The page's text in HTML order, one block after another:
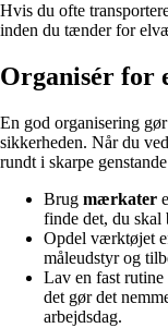
Hvis du ofte
inden du tænder for
Organisér for
En god organisering
sikkerheden. Når du
rundt i skarpe
Brug mærkater
finde det, du skal
Opdel værktøjet
måleudstyr og
Lav en fast
det gør det
arbejdsdag.